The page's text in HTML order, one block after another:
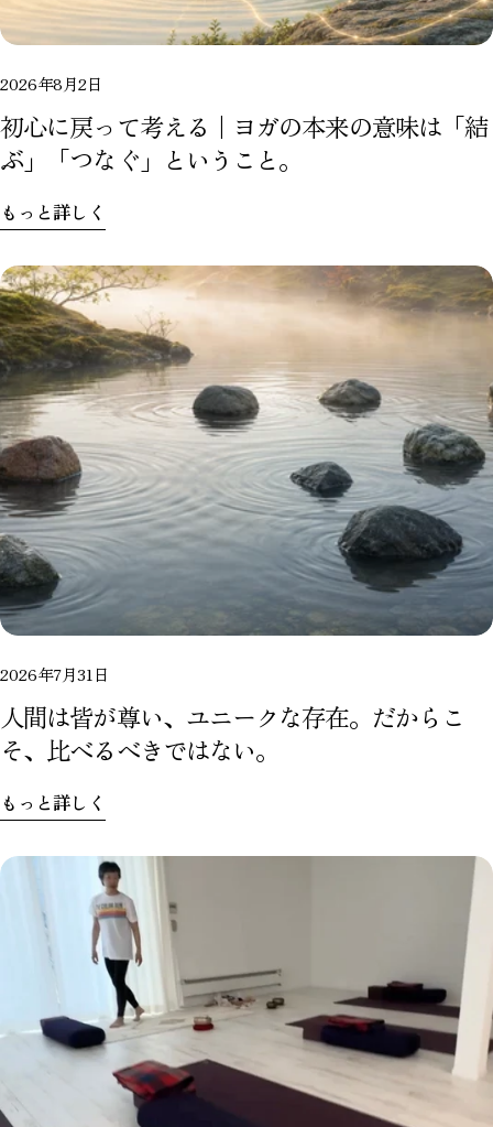
2026年8月2日
初心に戻って考える｜ヨガの本来の意味は「結
ぶ」「つなぐ」ということ。
もっと詳しく
2026年7月31日
人間は皆が尊い、ユニークな存在。だからこ
そ、比べるべきではない。
もっと詳しく